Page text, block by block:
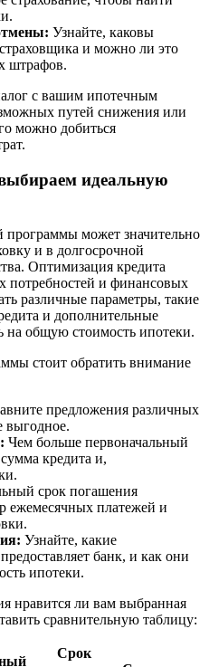
Узнайте, каковы
и можно ли это
штрафов.
с вашим ипотечным
путей снижения или
можно добиться
идеальную
может значительно
и в долгосрочной
Оптимизация кредита
потребностей и финансовых
различные параметры, такие
и дополнительные
на общую стоимость ипотеки.
стоит обратить внимание
предложения различных
выгодное.
Чем больше первоначальный
кредита и,
срок погашения
ежемесячных платежей и
Узнайте, какие
банк, и как они
ипотеки.
нравится ли вам выбранная
сравнительную таблицу:
Срок